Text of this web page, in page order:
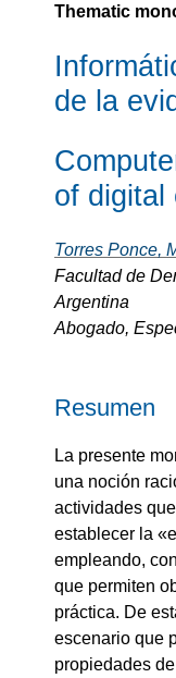
Thematic
de la
of digital
Torres Ponce,
Facultad de
Argentina
Abogado,
Resumen
La presente
una noción
actividades
establecer la
empleando,
que permiten
práctica. De
escenario que
propiedades